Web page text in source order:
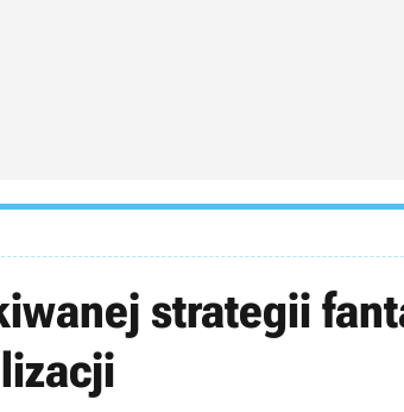
strategii